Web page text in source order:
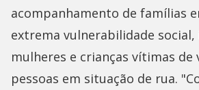
acompanhamento de famílias
extrema vulnerabilidade
mulheres e crianças vítimas de
pessoas em situação de rua.